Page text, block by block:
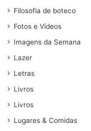
Filosofia de boteco
Fotos e Vídeos
Imagens da Semana
Lazer
Letras
Livros
Livros
Lugares & Comidas